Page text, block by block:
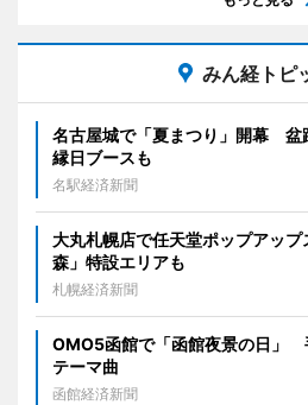
みん経トピ
名古屋城で「夏まつり」開幕 盆
縁日ブースも
名駅経済新聞
大丸札幌店で任天堂ポップアッ
森」特設エリアも
札幌経済新聞
OMO5函館で「函館夜景の日」
テーマ曲
函館経済新聞